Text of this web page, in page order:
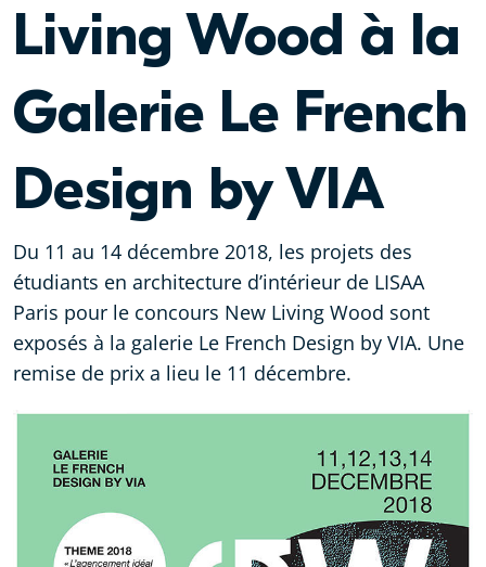
Living Wood à la
Galerie Le French
Design by VIA
Du 11 au 14 décembre 2018, les projets des
étudiants en architecture d’intérieur de LISAA
Paris pour le concours New Living Wood sont
exposés à la galerie Le French Design by VIA. Une
remise de prix a lieu le 11 décembre.